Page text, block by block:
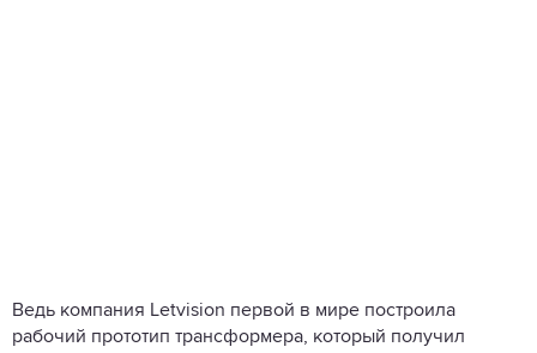
Ведь компания Letvision первой в мире построила
рабочий прототип трансформера, который получил